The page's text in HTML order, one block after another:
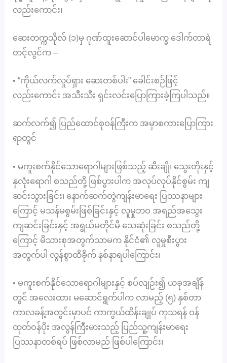
လည်းကောင်း၊
ဆေးတက္ကသိုလ် (၁)မှ ဂုဏ်ထူးဆောင်ပါမောက္ခ ဒေါက်တာရဲ
တင့်လွင်က –
• “ကိုယ်လက်လှုပ်ရှား ဆေးတစ်ပါး” ခေါင်းစဉ်ဖြင့်
လည်းကောင်း အသီးသီး ရှင်းလင်းပြောကြားခဲ့ကြပါသည်။
ဆက်လက်၍ ပြည်ထောင်စုဝန်ကြီးက အမှာစကားပြောကြား
ရာတွင်
• မကူးစက်နိုင်သောရောဂါများဖြစ်သည့် ဆီးချို၊ သွေးတိုးနှင့်
နှလုံးရောဂါ စသည်တို့ ဖြစ်ပွားပါက အလုပ်လုပ်နိုင်စွမ်း ကျ
ဆင်းသွားခြင်း၊ နောက်ဆက်တွဲကျန်းမာရေး ပြဿနာများ
ကြောင့် မသန်မစွမ်းဖြစ်ခြင်းနှင့် လူမှုဘဝ အရည်အသွေး
ကျဆင်းခြင်းနှင့် အရွယ်မတိုင်မီ သေဆုံးခြင်း စသည်တို့
ကြောင့် မိသားစုအတွက်သာမက နိုင်ငံ၏ လူမှုစီးပွား
အတွက်ပါ လွန်စွာထိခိုက် နစ်နာရပါကြောင်း၊
• မကူးစက်နိုင်သောရောဂါများနှင့် စပ်လျဉ်း၍ ယခုအချိန်
တွင် အလေးထား မဆောင်ရွက်ပါက လာမည့် (၅) နှစ်တာ
ကာလခန့်အတွင်းမှာပင် ကာကွယ်ထိန်းချုပ် ကုသရန် ဝန်
ထုတ်ဝန်ပိုး အလွန်ကြီးမားသည့် ပြည်သူ့ကျန်းမာရေး
ပြဿနာတစ်ရပ် ဖြစ်လာမည် ဖြစ်ပါကြောင်း၊